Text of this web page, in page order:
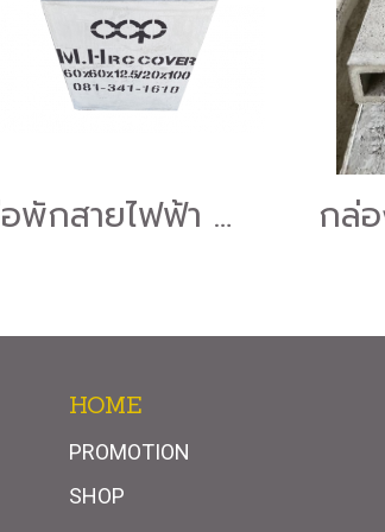
บ่อพักสายไฟฟ้า สายเคเบิล (Handhole) พร้อมฝาคอนกรีต บ่อพักพร้อมฝาคอนกรีต
HOME
PROMOTION
SHOP